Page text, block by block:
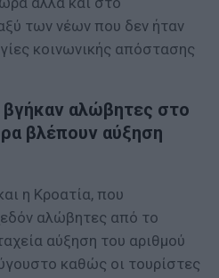
των νέων που δεν ήταν
κοινωνικής απόστασης
βγήκαν αλώβητες στο
βλέπουν αύξηση
η Κροατία, που
αλώβητες από το
αύξηση του αριθμού
καθώς οι τουρίστες